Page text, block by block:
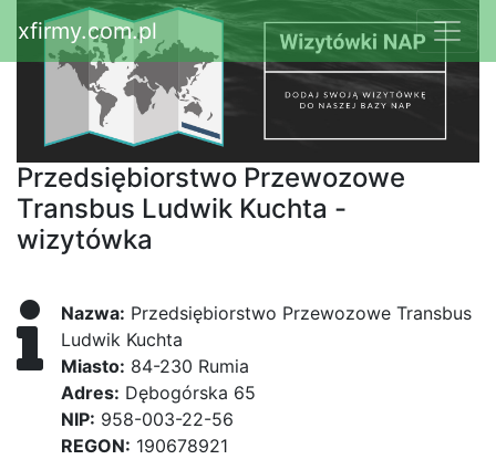
xfirmy.com.pl
Przedsiębiorstwo Przewozowe
Transbus Ludwik Kuchta -
wizytówka
Nazwa: Przedsiębiorstwo Przewozowe Transbus
Ludwik Kuchta
Miasto: 84-230 Rumia
Adres: Dębogórska 65
NIP: 958-003-22-56
REGON: 190678921